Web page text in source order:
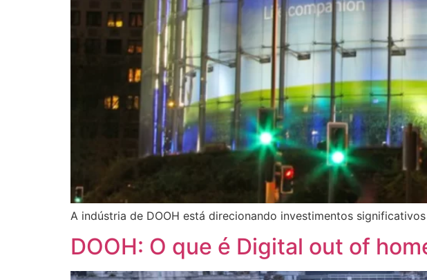
A indústria de DOOH está direcionando investimentos
DOOH: O que é Digital out of